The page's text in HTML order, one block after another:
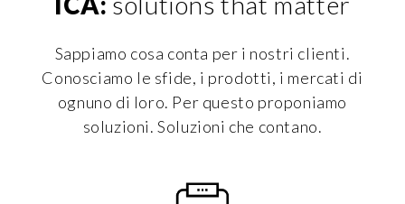
Sappiamo cosa conta per i nostri clienti.
Conosciamo le sfide, i prodotti, i mercati di
ognuno di loro. Per questo proponiamo
soluzioni. Soluzioni che contano.